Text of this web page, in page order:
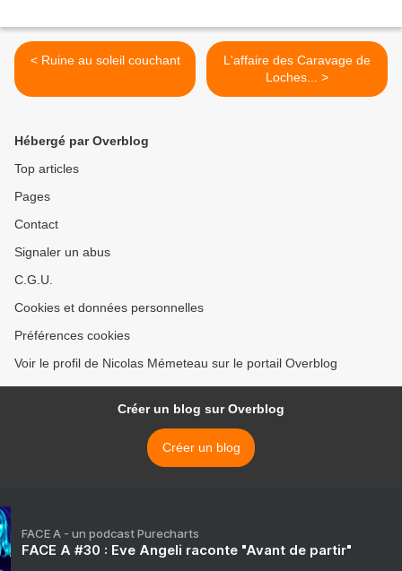
< Ruine au soleil couchant
L'affaire des Caravage de
Loches... >
Hébergé par Overblog
Top articles
Pages
Contact
Signaler un abus
C.G.U.
Cookies et données personnelles
Préférences cookies
Voir le profil de Nicolas Mémeteau sur le portail Overblog
Créer un blog sur Overblog
Créer un blog
FACE A - un podcast Purecharts
FACE A #30 : Eve Angeli raconte "Avant de partir"